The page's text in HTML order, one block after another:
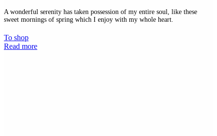
A wonderful serenity has taken possession of my entire soul, like these
sweet mornings of spring which I enjoy with my whole heart.
To shop
Read more